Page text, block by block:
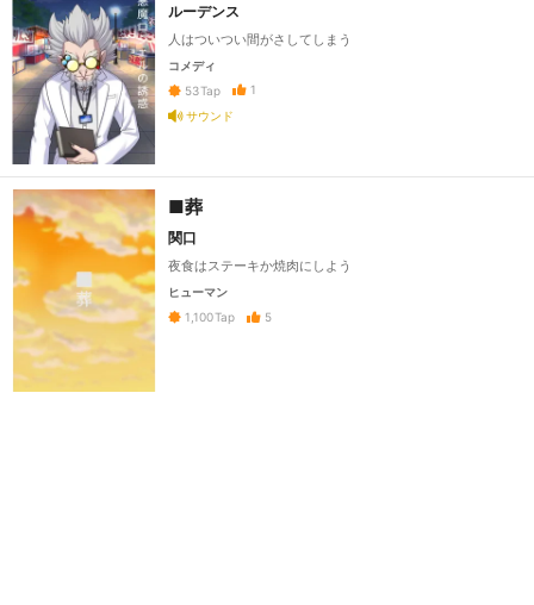
ルーデンス
人はついつい間がさしてしまう
コメディ
53Tap
1
サウンド
■葬
関口
夜食はステーキか焼肉にしよう
ヒューマン
1,100Tap 5